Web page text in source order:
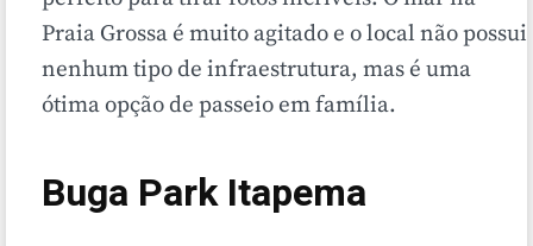
Praia Grossa é muito agitado e o local não possui
nenhum tipo de infraestrutura, mas é uma
ótima opção de passeio em família.
Buga Park Itapema